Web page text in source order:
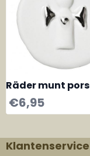
Räder munt porselein
Guardian Angel
€6,95
Klantenservice